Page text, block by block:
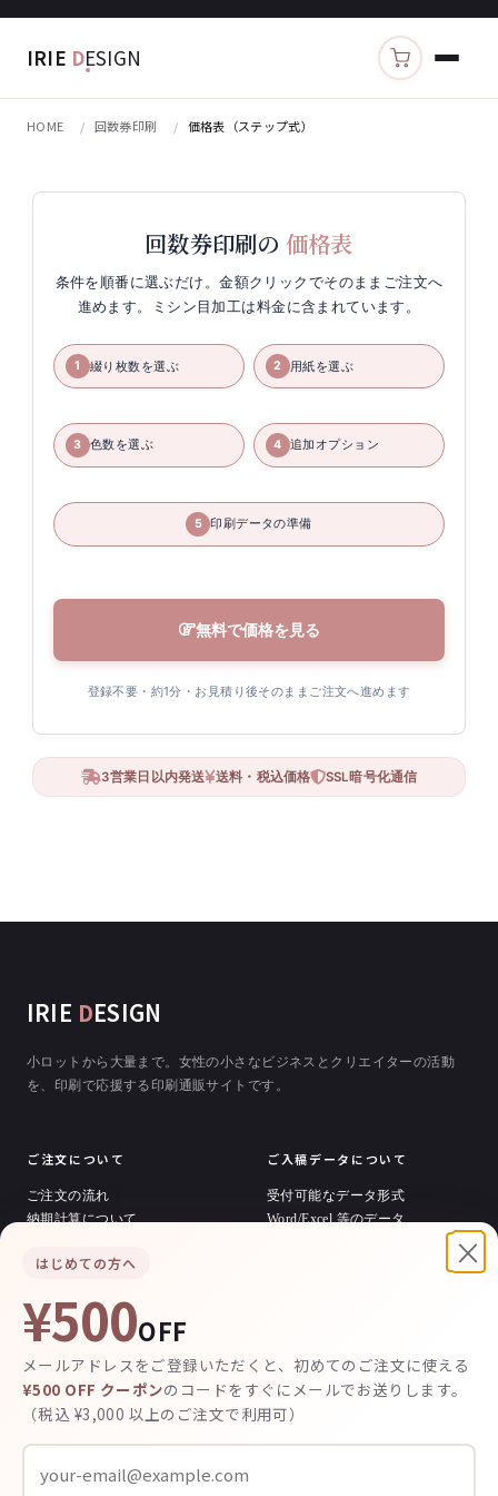
IRIE DESIGN カートを見る
HOME 回数券印刷 価格表（ステップ式）
回数券印刷の 価格表
条件を順番に選ぶだけ。金額クリックでそのままご注文へ
進めます。ミシン目加工は料金に含まれています。
1 綴り枚数を選ぶ 2 用紙を選ぶ
3 色数を選ぶ 4 追加オプション
5 印刷データの準備
無料で価格を見る
登録不要・約1分・お見積り後そのままご注文へ進めます
3営業日以内発送 送料・税込価格 SSL暗号化通信
IRIE DESIGN
小ロットから大量まで。女性の小さなビジネスとクリエイターの活動
を、印刷で応援する印刷通販サイトです。
ご注文について
ご注文の流れ
納期計算について
料金の計算方法
ご入稿データについて
受付可能なデータ形式
Word/Excel 等のデータ
デザイン / その他
デザイン依頼について
デザイン料金
お客様の声
よくあるご質問
×
はじめての方へ
¥500OFF
メールアドレスをご登録いただくと、初めてのご注文に使える
¥500 OFF クーポンのコードをすぐにメールでお送りします。
（税込 ¥3,000 以上のご注文で利用可）